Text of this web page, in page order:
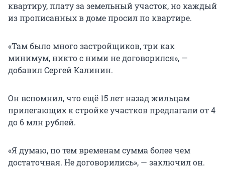
квартиру, плату за земельный участок, но каждый
из прописанных в доме просил по квартире.
«Там было много застройщиков, три как
минимум, никто с ними не договорился», —
добавил Сергей Калинин.
Он вспомнил, что ещё 15 лет назад жильцам
прилегающих к стройке участков предлагали от 4
до 6 млн рублей.
«Я думаю, по тем временам сумма более чем
достаточная. Не договорились», — заключил он.